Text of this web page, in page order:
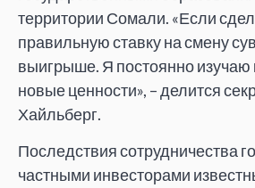
территории Сомали. «Если
правильную ставку на смену
выигрыше. Я постоянно изучаю
новые ценности», – делится
Хайльберг.
Последствия сотрудничества
частными инвесторами